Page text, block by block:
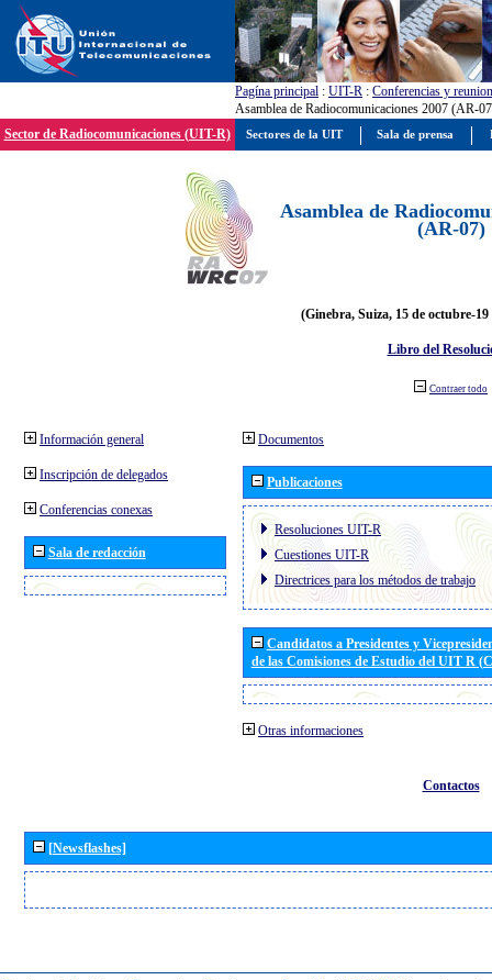
Pagína principal : UIT-R : Conferencias y
Asamblea de Radiocomunicaciones 2007 (AR-
Sector de Radiocomunicaciones (UIT-R)
Asamblea de
(AR-07)
(Ginebra, Suiza, 15 de octubre-19
Libro del
Contraer todo
Información general
Inscripción de delegados
Conferencias conexas
Sala de redacción
Documentos
Publicaciones
Resoluciones UIT-R
Cuestiones UIT-R
Directrices para los métodos de trabajo
Candidatos a Presidentes y
de las Comisiones de Estudio del UIT R
Otras informaciones
Contactos
[Newsflashes]
Sectores de la UIT Sala de prensa